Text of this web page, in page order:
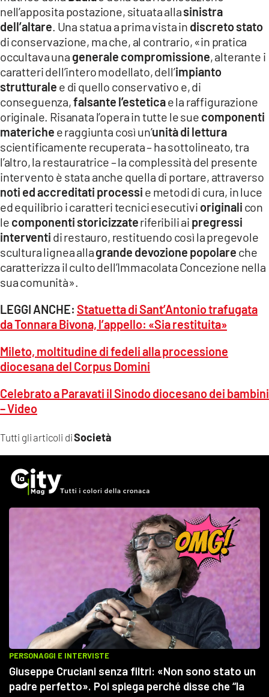
Tutti gli articoli diSocietà
nell’apposita postazione, situata allasinistra
dell’altare. Una statua a prima vista in discreto stato
di conservazione, ma che, al contrario, «in pratica
occultava una generale compromissione, alterante i
caratteri dell’intero modellato, dell’impianto
strutturale e di quello conservativo e, di
conseguenza,falsante l’esteticae la raffigurazione
originale. Risanata l’opera in tutte le sue componenti
materiche e raggiunta così un’unità di lettura
scientificamente recuperata – ha sottolineato, tra
l’altro, la restauratrice – la complessità del presente
intervento è stata anche quella di portare, attraverso
noti ed accreditati processi e metodi di cura, in luce
ed equilibrio i caratteri tecnici esecutivi originali con
le componenti storicizzateriferibili ai pregressi
interventi di restauro, restituendo così la pregevole
scultura lignea allagrande devozione popolare che
caratterizza il culto dell’Immacolata Concezione nella
sua comunità».
LEGGI ANCHE: Statuetta di Sant’Antonio trafugata
da Tonnara Bivona, l’appello: «Sia restituita»
Mileto, moltitudine di fedeli alla processione
diocesana del Corpus Domini
Celebrato a Paravati il Sinodo diocesano dei bambini
– Video